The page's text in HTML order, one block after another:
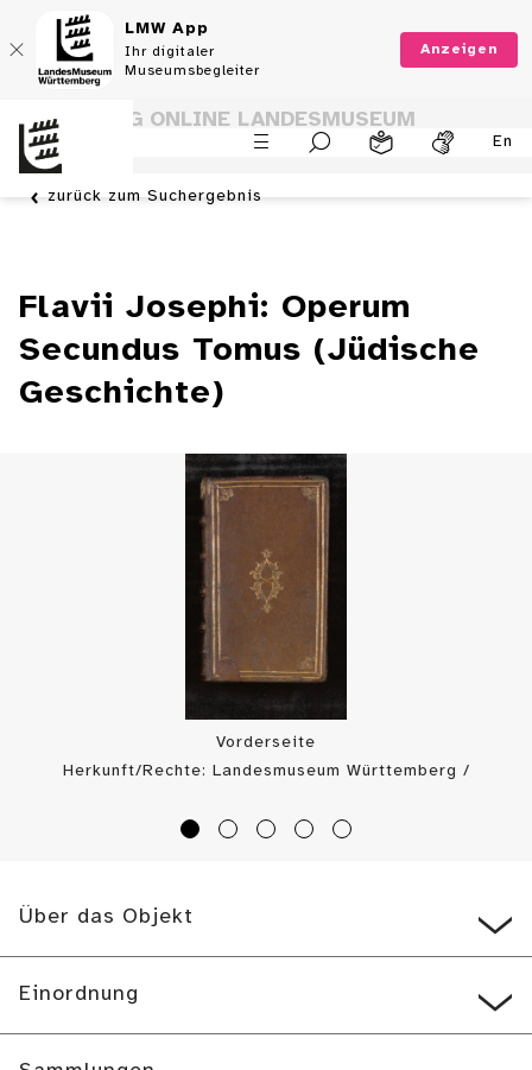
LMW App
Ihr digitaler
Museumsbegleiter
Anzeigen
En
SAMMLUNG ONLINE LANDESMUSEUM
WÜRTTEMBERG
zurück zum Suchergebnis
Flavii Josephi: Operum
Secundus Tomus (Jüdische
Geschichte)
Vorderseite
Herkunft/Rechte: Landesmuseum Württemberg /
Über das Objekt
Einordnung